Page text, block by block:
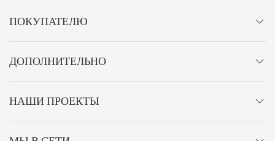
ПОКУПАТЕЛЮ
ДОПОЛНИТЕЛЬНО
НАШИ ПРОЕКТЫ